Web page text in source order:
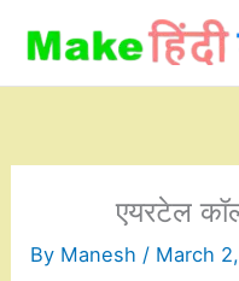
content
एयरटेल
By Manesh / March